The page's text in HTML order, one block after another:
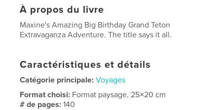
À propos du livre
Maxine's Amazing Big Birthday Grand Teton
Extravaganza Adventure. The title says it all.
Caractéristiques et détails
Catégorie principale: Voyages
Format choisi: Format paysage, 25×20 cm
# de pages:140